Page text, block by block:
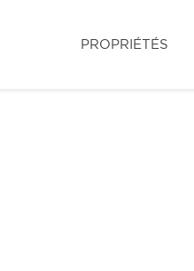
PROPRIÉTÉS